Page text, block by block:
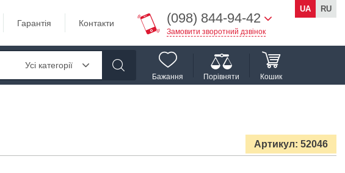
Гарантія Контакти (098) 844-94-42
Замовити зворотний дзвінок
UA RU
Усі категорії
Бажання Порівняти Кошик
Артикул: 52046